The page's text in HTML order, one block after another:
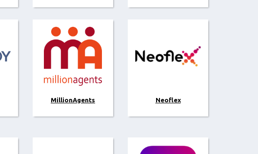
MillionAgents Neoflex